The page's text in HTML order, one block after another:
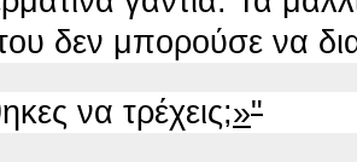
δεν μπορούσε να
να τρέχεις;»"